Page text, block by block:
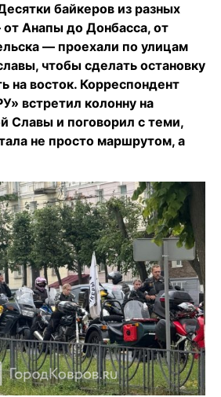
байкеров из разных
Анапы до Донбасса, от
— проехали по улицам
чтобы сделать остановку
на восток. Корреспондент
встретил колонну на
Славы и поговорил с теми,
не просто маршрутом, а